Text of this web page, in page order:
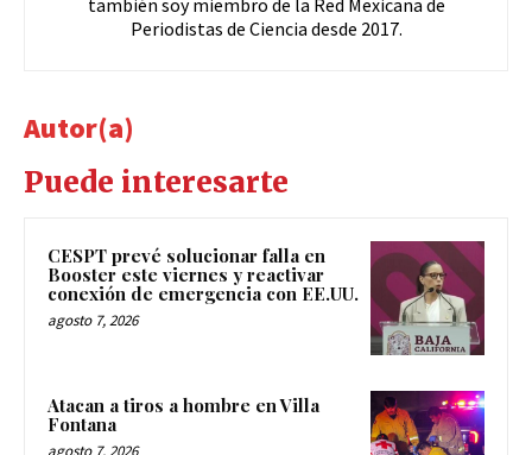
también soy miembro de la Red Mexicana de
Periodistas de Ciencia desde 2017.
Autor(a)
Puede interesarte
CESPT prevé solucionar falla en
Booster este viernes y reactivar
conexión de emergencia con EE.UU.
agosto 7, 2026
Atacan a tiros a hombre en Villa
Fontana